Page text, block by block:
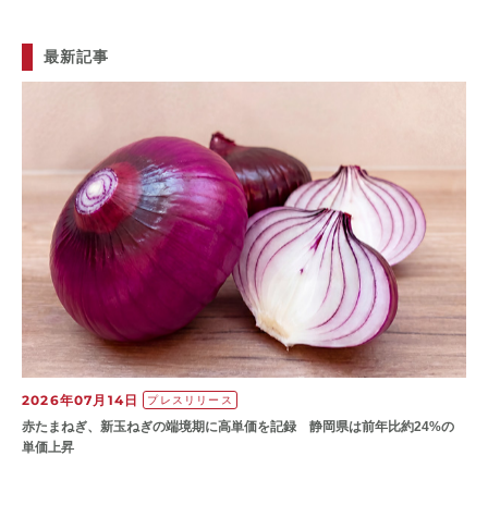
最新記事
2026年07月14日 プレスリリース
赤たまねぎ、新玉ねぎの端境期に高単価を記録 静岡県は前年比約24%の
単価上昇